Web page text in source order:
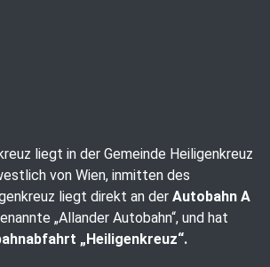
liegt in der Gemeinde Heiligenkreuz
von Wien, inmitten des
liegt direkt an der Autobahn A
„Allander Autobahn“, und hat
„Heiligenkreuz“.